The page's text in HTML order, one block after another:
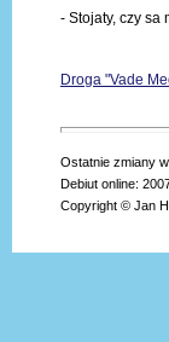
- Stojaty, czy sa
Droga "Vade
Ostatnie zmiany
Debiut online:
Copyright © Jan